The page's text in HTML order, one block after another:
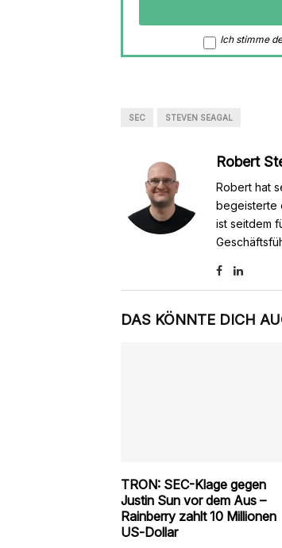
Ich stimme
SEC STEVEN SEAGAL
Robert
Robert hat
begeisterte
ist seitdem
DAS KÖNNTE DICH
TRON: SEC-Klage gegen
Justin Sun vor dem Aus –
Rainberry zahlt 10 Millionen
US‑Dollar